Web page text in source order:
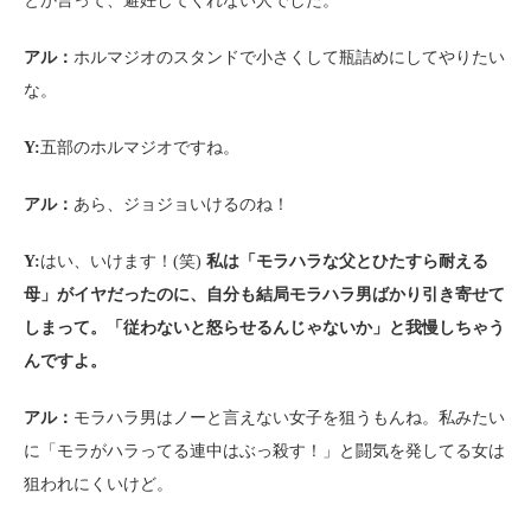
アル： ホルマジオのスタンドで小さくして瓶詰めにしてやりたい
な。
Y:五部のホルマジオですね。
アル： あら、ジョジョいけるのね！
Y:はい、いけます！(笑) 私は「モラハラな父とひたすら耐える
母」がイヤだったのに、自分も結局モラハラ男ばかり引き寄せて
しまって。「従わないと怒らせるんじゃないか」と我慢しちゃう
んですよ。
アル： モラハラ男はノーと言えない女子を狙うもんね。私みたい
に「モラがハラってる連中はぶっ殺す！」と闘気を発してる女は
狙われにくいけど。